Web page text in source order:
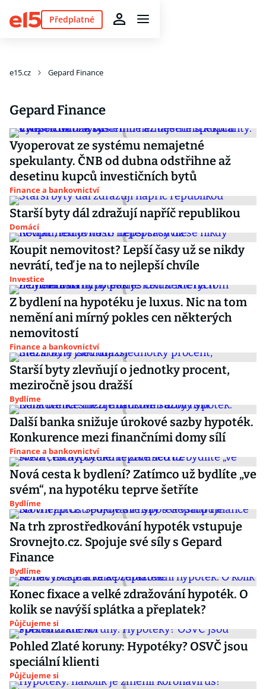
Předplatné
e15.cz Gepard Finance
Gepard Finance
Vyoperovat ze systému nemajetné
spekulanty. ČNB od dubna odstřihne až
desetinu kupců investičních bytů
Finance a bankovnictví
Starší byty dál zdražují napříč republikou
Domácí
Koupit nemovitost? Lepší časy už se nikdy
nevrátí, teď je na to nejlepší chvíle
Investice
Z bydlení na hypotéku je luxus. Nic na tom
nemění ani mírný pokles cen některých
nemovitostí
Finance a bankovnictví
Starší byty zlevňují o jednotky procent,
meziročně jsou dražší
Bydlíme
Další banka snižuje úrokové sazby hypoték.
Konkurence mezi finančními domy sílí
Finance a bankovnictví
Nová cesta k bydlení? Zatímco už bydlíte „ve
svém“, na hypotéku teprve šetříte
Bydlíme
Na trh zprostředkování hypoték vstupuje
Srovnejto.cz. Spojuje své síly s Gepard
Finance
Bydlíme
Konec fixace a velké zdražování hypoték. O
kolik se navýší splátka a přeplatek?
Půjčujeme si
Pohled Zlaté koruny: Hypotéky? OSVČ jsou
speciální klienti
Půjčujeme si